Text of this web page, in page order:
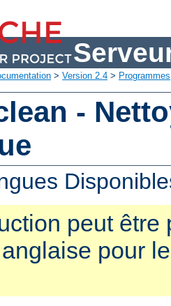
> Version 2.4 > Programmes
-
peut être
pour